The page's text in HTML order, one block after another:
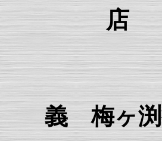
口座
義 梅ヶ渕